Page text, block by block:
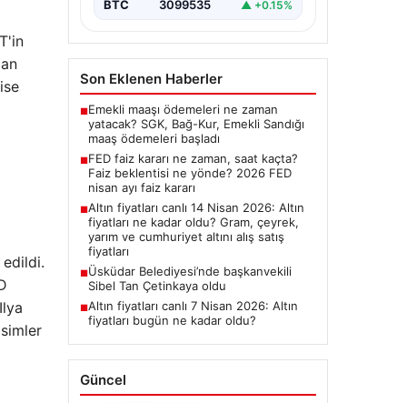
edildi.
BTC 3099535 ▲ +0.15%
Son Eklenen Haberler
■Emekli maaşı ödemeleri ne zaman
yatacak? SGK, Bağ-Kur, Emekli Sandığı
maaş ödemeleri başladı
■FED faiz kararı ne zaman, saat kaçta?
Faiz beklentisi ne yönde? 2026 FED
nisan ayı faiz kararı
■Altın fiyatları canlı 14 Nisan 2026: Altın
fiyatları ne kadar oldu? Gram, çeyrek,
yarım ve cumhuriyet altını alış satış
fiyatları
■Üsküdar Belediyesi’nde başkanvekili
Sibel Tan Çetinkaya oldu
■Altın fiyatları canlı 7 Nisan 2026: Altın
fiyatları bugün ne kadar oldu?
Güncel